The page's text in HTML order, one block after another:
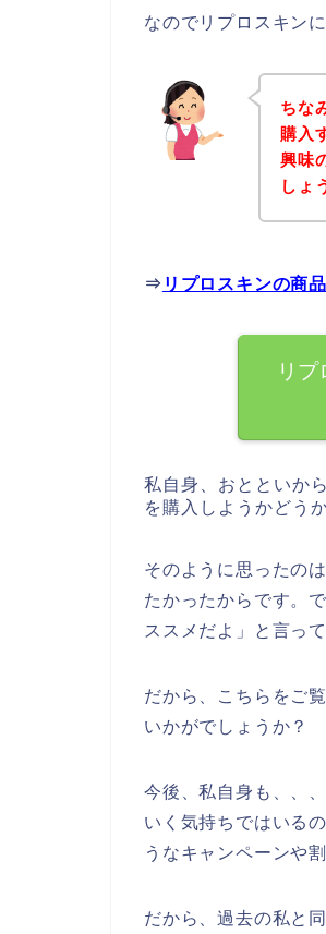
なのでリプロスキン
ちな
購入
興味
しょ
⇒ リプロスキンの商
リ
私自身、おとといか
を購入しようかどう
そのように思ったの
たかったからです。
ススメだよ」と言っ
だから、こちらをご
いかがでしょうか？
今後、私自身も、、
いく気持ちではいる
うなキャンペーンや
だから、過去の私と